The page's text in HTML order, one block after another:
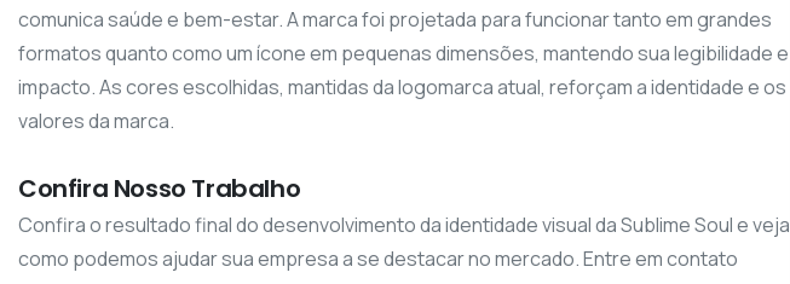
comunica saúde e bem-estar. A marca foi projetada para funcionar tanto em grandes
formatos quanto como um ícone em pequenas dimensões, mantendo sua legibilidade e
impacto. As cores escolhidas, mantidas da logomarca atual, reforçam a identidade e os
valores da marca.
Confira Nosso Trabalho
Confira o resultado final do desenvolvimento da identidade visual da Sublime Soul e veja
como podemos ajudar sua empresa a se destacar no mercado. Entre em contato